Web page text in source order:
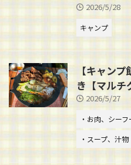
2026/5/28
キャンプ
【キャン
き【マルチ
2026/5/27
・お肉、シー
・スープ、汁物